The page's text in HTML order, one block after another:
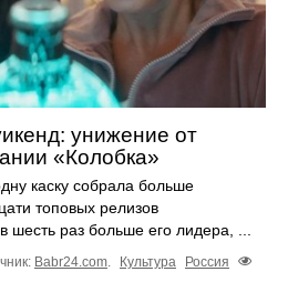
унижение от
«Колобка»
каску собрала больше
топовых релизов
шесть раз больше его лидера, ...
Babr24.com. Культура
Россия